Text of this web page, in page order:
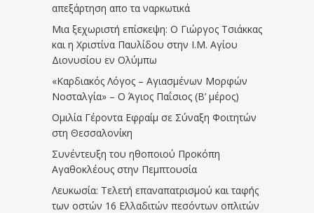
απεξάρτηση απο τα ναρκωτικά
Μια ξεχωριστή επίσκεψη: Ο Γιώργος Τσιάκκας
και η Χριστίνα Παυλίδου στην Ι.Μ. Αγίου
Διονυσίου εν Ολύμπω
«Καρδιακός Λόγος – Αγιασμένων Μορφών
Νοσταλγία» – Ο Άγιος Παΐσιος (Β’ μέρος)
Ομιλία Γέροντα Εφραίμ σε Σύναξη Φοιτητών
στη Θεσσαλονίκη
Συνέντευξη του ηθοποιού Προκόπη
Αγαθοκλέους στην Πεμπτουσία
Λευκωσία: Τελετή επαναπατρισμού και ταφής
των οστών 16 Ελλαδιτών πεσόντων οπλιτών